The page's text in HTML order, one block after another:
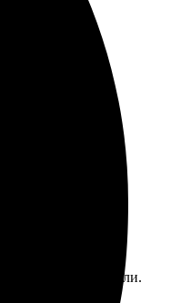
легко создал
именно эту
и четкие детали.